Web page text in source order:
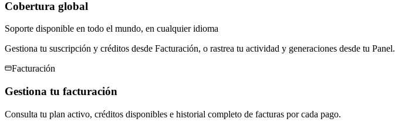
Cobertura global
Soporte disponible en todo el mundo, en cualquier idioma
Gestiona tu suscripción y créditos desde Facturación, o rastrea tu actividad y generaciones desde tu Panel.
Facturación
Gestiona tu facturación
Consulta tu plan activo, créditos disponibles e historial completo de facturas por cada pago.